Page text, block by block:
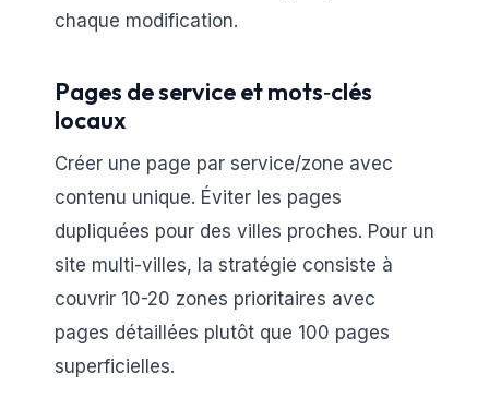
chaque modification.
Pages de service et mots‑clés
locaux
Créer une page par service/zone avec
contenu unique. Éviter les pages
dupliquées pour des villes proches. Pour un
site multi-villes, la stratégie consiste à
couvrir 10-20 zones prioritaires avec
pages détaillées plutôt que 100 pages
superficielles.